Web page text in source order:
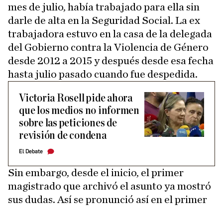
mes de julio, había trabajado para ella sin
darle de alta en la Seguridad Social. La ex
trabajadora estuvo en la casa de la delegada
del Gobierno contra la Violencia de Género
desde 2012 a 2015 y después desde esa fecha
hasta julio pasado cuando fue despedida.
Victoria Rosell pide ahora
que los medios no informen
sobre las peticiones de
revisión de condena
El Debate
Sin embargo, desde el inicio, el primer
magistrado que archivó el asunto ya mostró
sus dudas. Así se pronunció así en el primer